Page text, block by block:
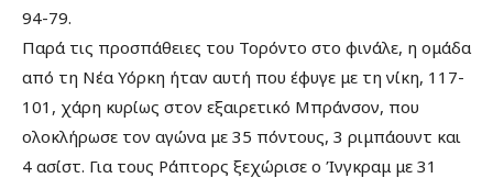
94-79.
Παρά τις προσπάθειες του Τορόντο στο φινάλε, η ομάδα
από τη Νέα Υόρκη ήταν αυτή που έφυγε με τη νίκη, 117-
101, χάρη κυρίως στον εξαιρετικό Μπράνσον, που
ολοκλήρωσε τον αγώνα με 35 πόντους, 3 ριμπάουντ και
4 ασίστ. Για τους Ράπτορς ξεχώρισε ο Ίνγκραμ με 31